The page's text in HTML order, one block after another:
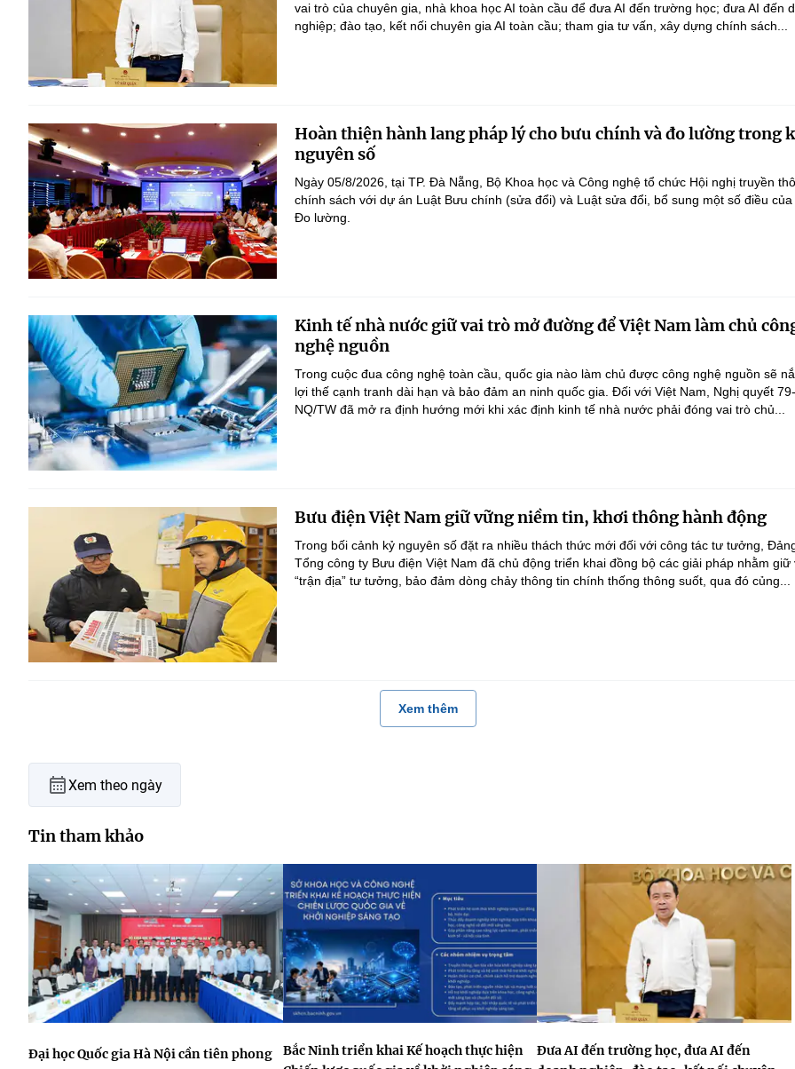
vai trò của chuyên gia, nhà khoa học AI toàn cầu để đưa AI đến trường học; đưa AI đến
nghiệp; đào tạo, kết nối chuyên gia AI toàn cầu; tham gia tư vấn, xây dựng chính sách...
Hoàn thiện hành lang pháp lý cho bưu chính và đo lường trong
nguyên số
Ngày 05/8/2026, tại TP. Đà Nẵng, Bộ Khoa học và Công nghệ tổ chức Hội nghị truyền
chính sách với dự án Luật Bưu chính (sửa đổi) và Luật sửa đổi, bổ sung một số điều của
Đo lường.
Kinh tế nhà nước giữ vai trò mở đường để Việt Nam làm chủ
nghệ nguồn
Trong cuộc đua công nghệ toàn cầu, quốc gia nào làm chủ được công nghệ nguồn sẽ
lợi thế cạnh tranh dài hạn và bảo đảm an ninh quốc gia. Đối với Việt Nam, Nghị quyết 79-
NQ/TW đã mở ra định hướng mới khi xác định kinh tế nhà nước phải đóng vai trò chủ...
Bưu điện Việt Nam giữ vững niềm tin, khơi thông hành động
Trong bối cảnh kỷ nguyên số đặt ra nhiều thách thức mới đối với công tác tư tưởng,
Tổng công ty Bưu điện Việt Nam đã chủ động triển khai đồng bộ các giải pháp nhằm giữ
“trận địa” tư tưởng, bảo đảm dòng chảy thông tin chính thống thông suốt, qua đó củng...
Xem thêm
Xem theo ngày
Tin tham khảo
Đại học Quốc gia Hà Nội cần tiên phong
Bắc Ninh triển khai Kế hoạch thực hiện
Đưa AI đến trường học, đưa AI đến